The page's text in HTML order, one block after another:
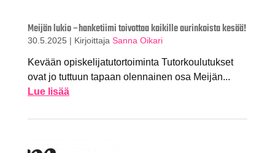
Meijän lukio –hanketiimi toivottaa kaikille aurinkoista kesää!
30.5.2025 | Kirjoittaja Sanna Oikari
Kevään opiskelijatutortoiminta Tutorkoulutukset
ovat jo tuttuun tapaan olennainen osa Meijän...
Lue lisää